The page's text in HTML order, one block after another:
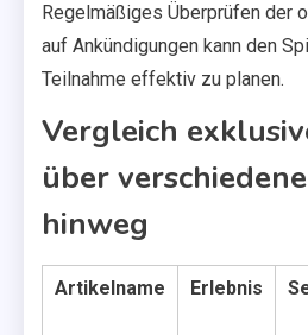
Regelmäßiges Überprüfen der
auf Ankündigungen kann den
Teilnahme effektiv zu planen.
Vergleich
über
hinweg
Artikelname Erlebnis